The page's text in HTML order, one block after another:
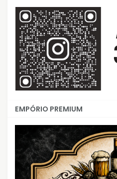
EMPÓRIO PREMIUM